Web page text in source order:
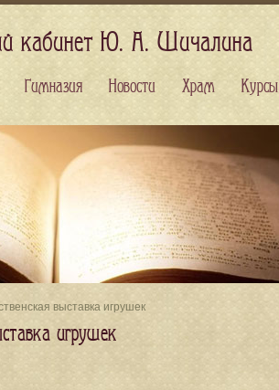
выставка игрушек
игрушек
кабинет Ю. А. Шичалина
Гимназия Новости Храм Курсы